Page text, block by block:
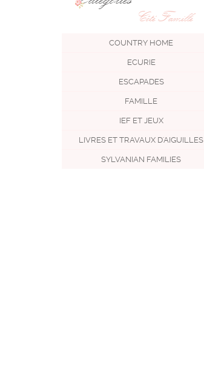
Côté Famille
COUNTRY HOME
ECURIE
ESCAPADES
FAMILLE
IEF ET JEUX
LIVRES ET TRAVAUX D'AIGUILLES
SYLVANIAN FAMILIES